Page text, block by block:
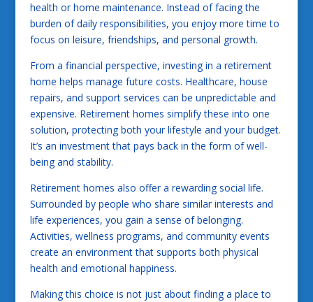
health or home maintenance. Instead of facing the
burden of daily responsibilities, you enjoy more time to
focus on leisure, friendships, and personal growth.
From a financial perspective, investing in a retirement
home helps manage future costs. Healthcare, house
repairs, and support services can be unpredictable and
expensive. Retirement homes simplify these into one
solution, protecting both your lifestyle and your budget.
It’s an investment that pays back in the form of well-
being and stability.
Retirement homes also offer a rewarding social life.
Surrounded by people who share similar interests and
life experiences, you gain a sense of belonging.
Activities, wellness programs, and community events
create an environment that supports both physical
health and emotional happiness.
Making this choice is not just about finding a place to